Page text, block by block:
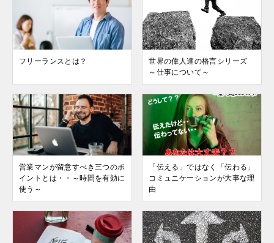
フリーランスとは？
世界の偉人達の格言シリーズ
～仕事について～
営業マンが留意すべき三つのポ
イントとは・・～時間を有効に
使う～
「伝える」ではなく「伝わる」
コミュニケーションが大事な理
由